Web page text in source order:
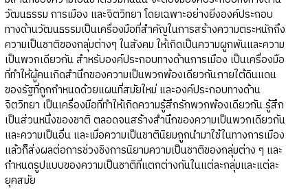
วัฒนธรรม การเมือง และจิตวิทยา โดยเฉพาะอย่างยิ่งองค์ประกอบ
ทางด้านวัฒนธรรมเป็นเครื่องมือที่สำคัญในการสร้างความตระหนักถึง
ความเป็นชาติของกลุ่มต่างๆ ในสังคม ให้เกิดเป็นความผูกพันและความ
เป็นพวกเดียวกัน สำหรับองค์ประกอบทางด้านการเมือง เป็นเครื่องมือ
ที่ทำให้ผู้คนเกิดสำนึกของความเป็นพวกพ้องเดียวกันภายใต้ดินแดน
ของรัฐที่ถูกกำหนดด้วยแผนที่สมัยใหม่ และองค์ประกอบทางด้าน
จิตวิทยา เป็นเครื่องมือที่ทำให้เกิดความรู้สึกรักพวกพ้องเดียวกัน รู้สึก
เป็นส่วนหนึ่งของชาติ ตลอดจนสร้างสำนึกของความเป็นพวกเดียวกัน
และความเป็นอื่น และเมื่อความเป็นชาตินิยมถูกนำมาใช้ในทางการเมือง
แล้วก็ส่งผลต่อการช่วงชิงการนิยามความเป็นชาติของกลุ่มต่าง ๆ และ
กำหนดรูปแบบของความเป็นชาติที่แตกต่างกันในแต่ละกลุ่มและแต่ละ
ยุคสมัย